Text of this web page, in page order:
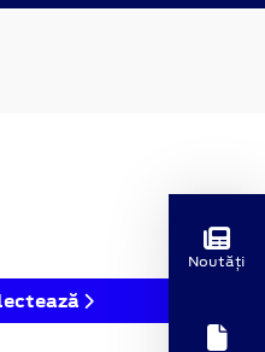
Noutăți